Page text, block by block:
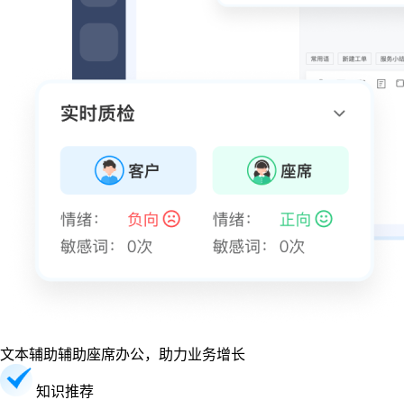
文本辅助辅助座席办公，助力业务增长
知识推荐